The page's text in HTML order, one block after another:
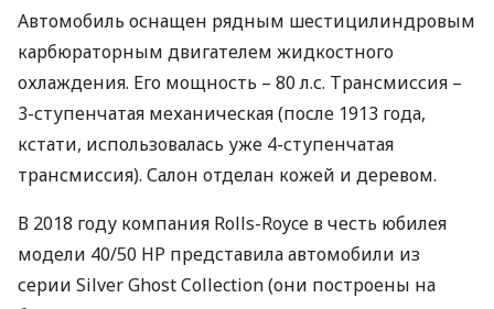
Автомобиль оснащен рядным шестицилиндровым
карбюраторным двигателем жидкостного
охлаждения. Его мощность – 80 л.с. Трансмиссия –
3-ступенчатая механическая (после 1913 года,
кстати, использовалась уже 4-ступенчатая
трансмиссия). Салон отделан кожей и деревом.
В 2018 году компания Rolls-Royce в честь юбилея
модели 40/50 HP представила автомобили из
серии Silver Ghost Collection (они построены на